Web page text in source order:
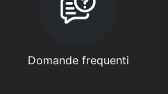
Domande frequenti